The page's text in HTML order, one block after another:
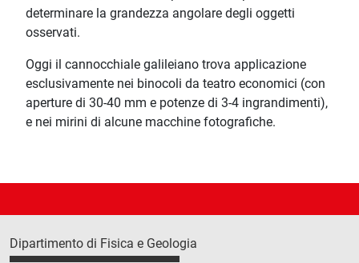
determinare la grandezza angolare degli oggetti
osservati.
Oggi il cannocchiale galileiano trova applicazione
esclusivamente nei binocoli da teatro economici (con
aperture di 30-40 mm e potenze di 3-4 ingrandimenti),
e nei mirini di alcune macchine fotografiche.
Dipartimento di Fisica e Geologia